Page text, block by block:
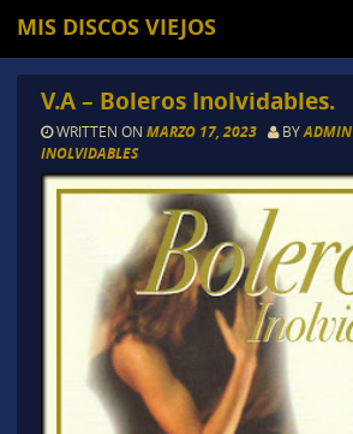
MIS DISCOS VIEJOS
V.A – Boleros Inolvidables.
WRITTEN ON MARZO 17, 2023 BYADMIN
INOLVIDABLES